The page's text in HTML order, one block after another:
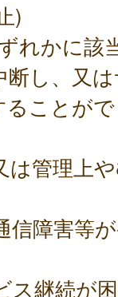
)
れかに該
し、又
ことが
管理上
障害等
継続が